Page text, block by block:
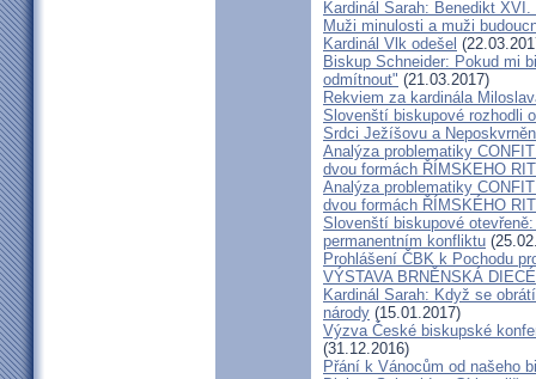
Kardinál Sarah: Benedikt
Muži minulosti a muži
Kardinál Vlk odešel
Biskup Schneider: Pokud mi
odmítnout" (21.03.2017)
Rekviem za kardinála
Slovenští biskupové rozhodli
Srdci Ježíšovu a
Analýza problematiky
dvou formách ŘÍMSKEHO
Analýza problematiky
dvou formách ŘÍMSKÉHO
Slovenští biskupové
permanentním konfliktu
Prohlášení ČBK k Pochodu
VÝSTAVA BRNĚNSKÁ
Kardinál Sarah: Když se
národy (15.01.2017)
Výzva České biskupské
(31.12.2016)
Přání k Vánocům od našeho